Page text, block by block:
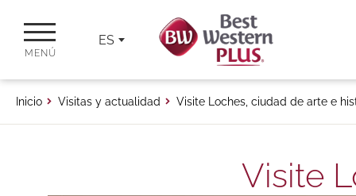
MENÚ
ES
Inicio Visitas y actualidad Visite Loches, ciudad de arte e
Visite